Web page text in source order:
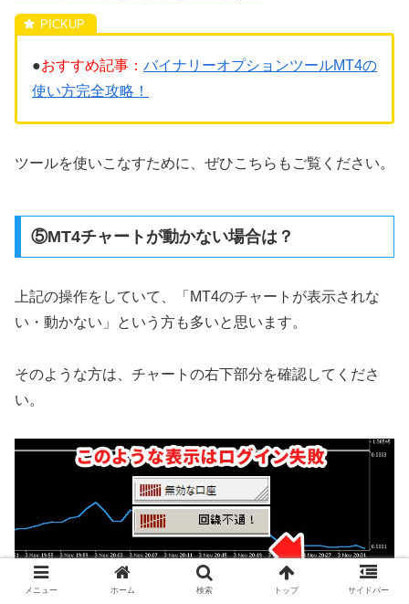
●おすすめ記事： バイナリーオプションツールMT4の
使い方完全攻略！
ツールを使いこなすために、ぜひこちらもご覧ください。
⑤MT4チャートが動かない場合は？
上記の操作をしていて、「MT4のチャートが表示されな
い・動かない」という方も多いと思います。
そのような方は、チャートの右下部分を確認してくださ
い。
メニュー ホーム 検索 トップ サイドバー